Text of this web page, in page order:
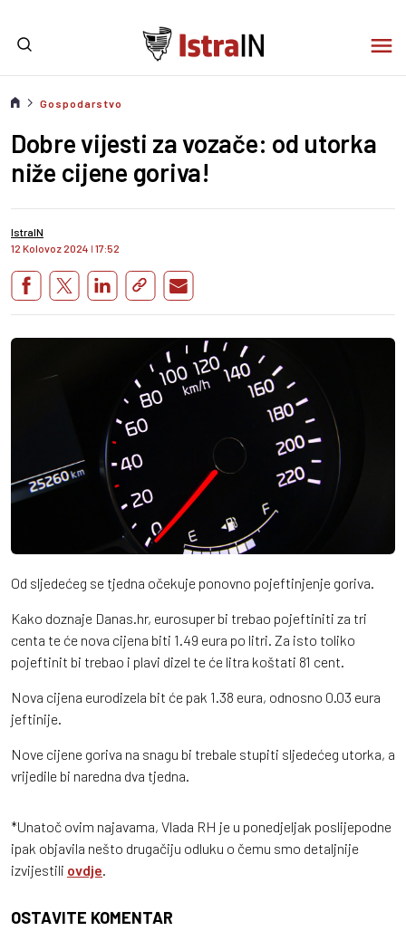
Gospodarstvo
Dobre vijesti za vozače: od utorka
niže cijene goriva!
IstraIN
12 Kolovoz 2024 I 17:52
Od sljedećeg se tjedna očekuje ponovno pojeftinjenje goriva.
Kako doznaje Danas.hr, eurosuper bi trebao pojeftiniti za tri
centa te će nova cijena biti 1.49 eura po litri. Za isto toliko
pojeftinit bi trebao i plavi dizel te će litra koštati 81 cent.
Nova cijena eurodizela bit će pak 1.38 eura, odnosno 0.03 eura
jeftinije.
Nove cijene goriva na snagu bi trebale stupiti sljedećeg utorka, a
vrijedile bi naredna dva tjedna.
*Unatoč ovim najavama, Vlada RH je u ponedjeljak poslijepodne
ipak objavila nešto drugačiju odluku o čemu smo detaljnije
izvijestili ovdje.
OSTAVITE KOMENTAR